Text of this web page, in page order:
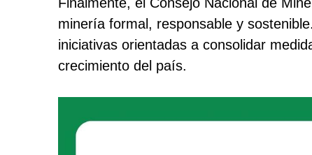
minería formal, responsable y
iniciativas orientadas a consolidar
crecimiento del país.